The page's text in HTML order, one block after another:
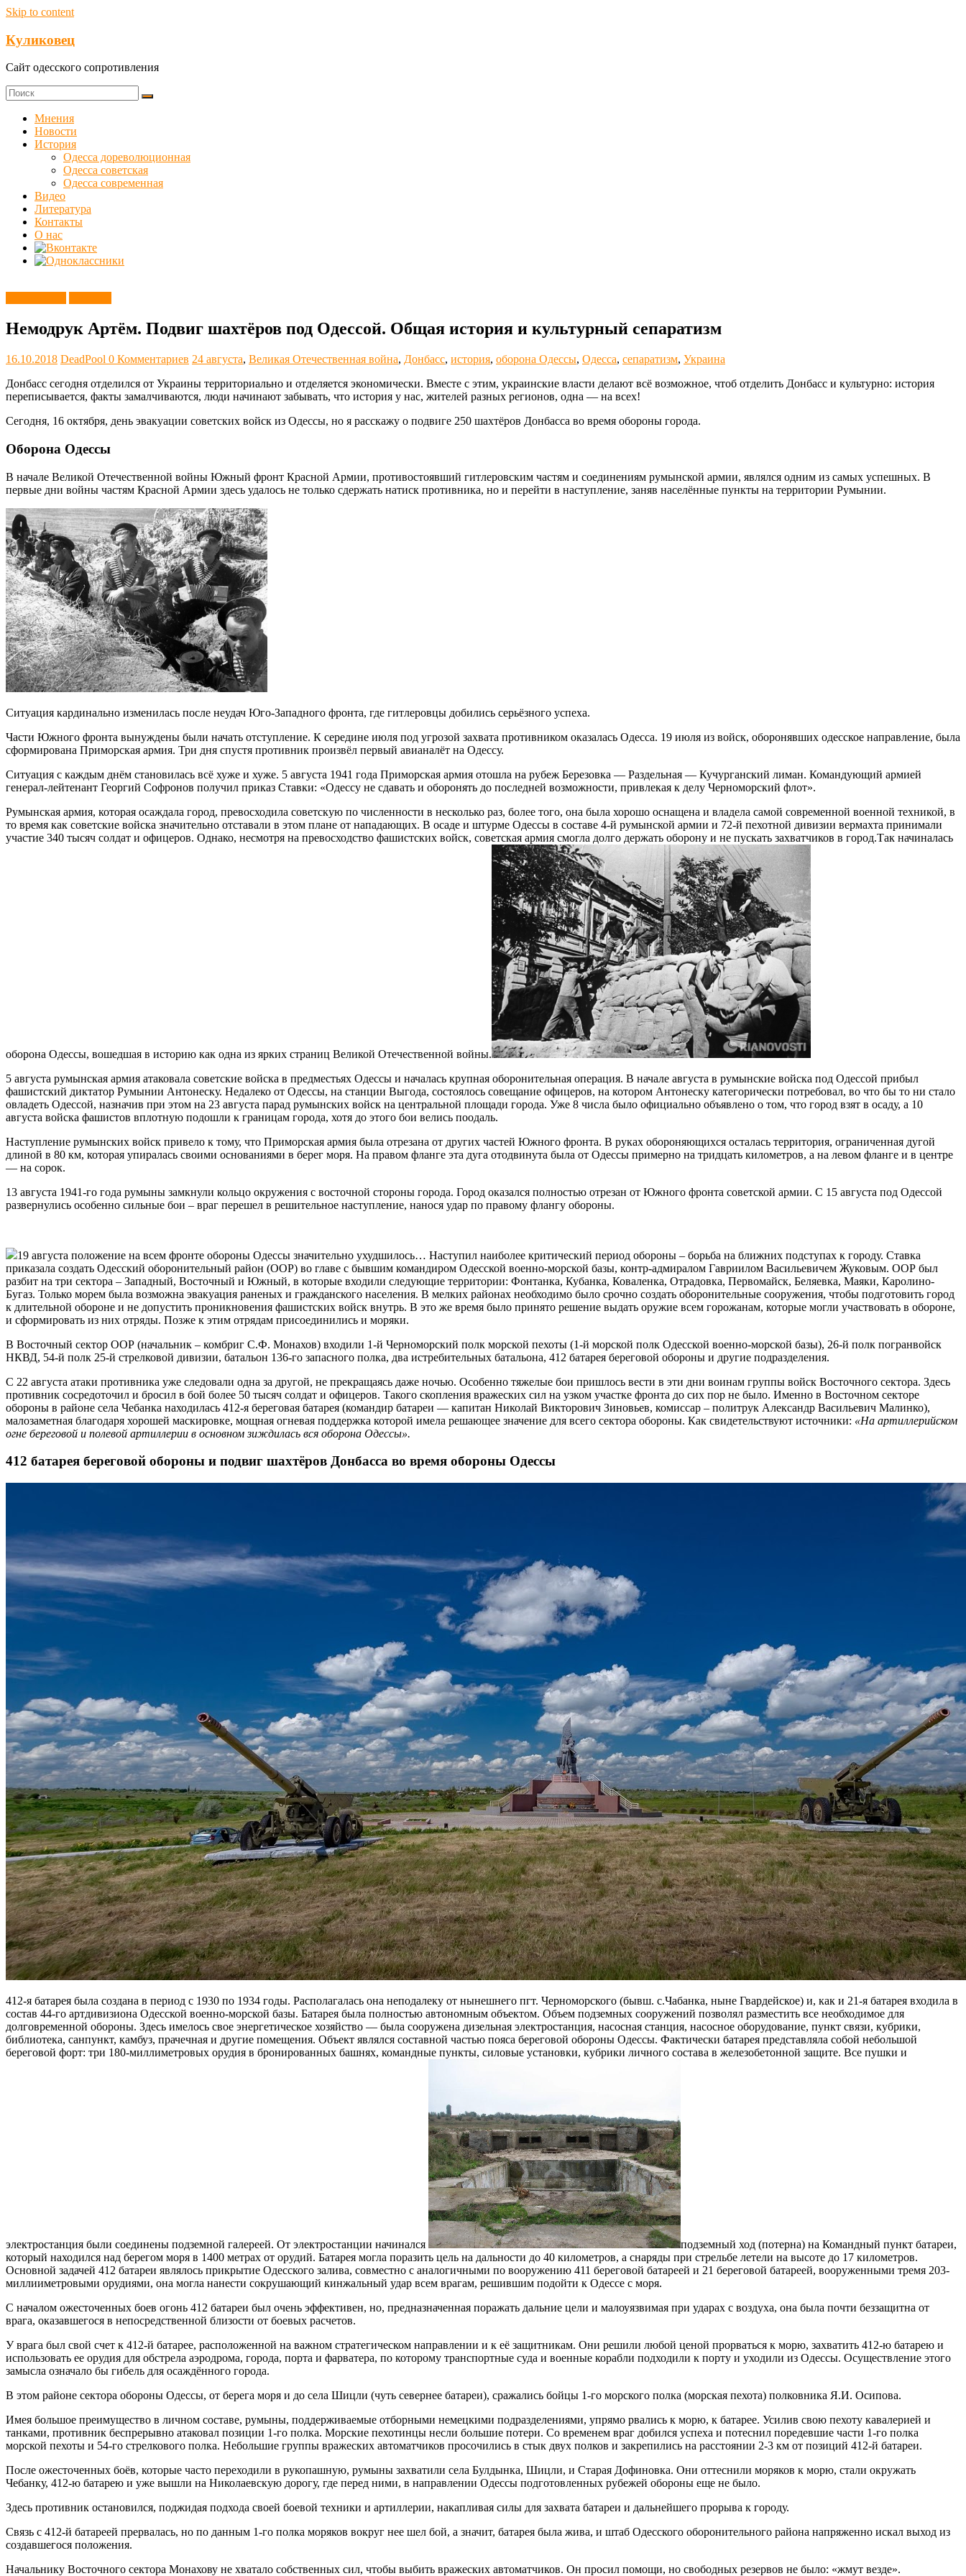
Skip to content
Куликовец
Сайт одесского сопротивления
Мнения
Новости
История
Одесса дореволюционная
Одесса советская
Одесса современная
Видео
Литература
Контакты
О нас
Немодрук Артём. Подвиг шахтёров под Одессой. Общая история и культурный сепаратизм
16.10.2018 DeadPool 0 Комментариев 24 августа, Великая Отечественная война, Донбасс, история, оборона Одессы, Одесса, сепаратизм, Украина
Донбасс сегодня отделился от Украины территориально и отделяется экономически. Вместе с этим, украинские власти делают всё возможное, чтоб отделить Донбасс и культурно: история
переписывается, факты замалчиваются, люди начинают забывать, что история у нас, жителей разных регионов, одна — на всех!
Сегодня, 16 октября, день эвакуации советских войск из Одессы, но я расскажу о подвиге 250 шахтёров Донбасса во время обороны города.
Оборона Одессы
В начале Великой Отечественной войны Южный фронт Красной Армии, противостоявший гитлеровским частям и соединениям румынской армии, являлся одним из самых успешных. В
первые дни войны частям Красной Армии здесь удалось не только сдержать натиск противника, но и перейти в наступление, заняв населённые пункты на территории Румынии.
Ситуация кардинально изменилась после неудач Юго-Западного фронта, где гитлеровцы добились серьёзного успеха.
Части Южного фронта вынуждены были начать отступление. К середине июля под угрозой захвата противником оказалась Одесса. 19 июля из войск, оборонявших одесское направление, была
сформирована Приморская армия. Три дня спустя противник произвёл первый авианалёт на Одессу.
Ситуация с каждым днём становилась всё хуже и хуже. 5 августа 1941 года Приморская армия отошла на рубеж Березовка — Раздельная — Кучурганский лиман. Командующий армией
генерал-лейтенант Георгий Софронов получил приказ Ставки: «Одессу не сдавать и оборонять до последней возможности, привлекая к делу Черноморский флот».
Румынская армия, которая осаждала город, превосходила советскую по численности в несколько раз, более того, она была хорошо оснащена и владела самой современной военной техникой, в
то время как советские войска значительно отставали в этом плане от нападающих. В осаде и штурме Одессы в составе 4-й румынской армии и 72-й пехотной дивизии вермахта принимали
участие 340 тысяч солдат и офицеров. Однако, несмотря на превосходство фашистских войск, советская армия смогла долго держать оборону и не пускать захватчиков в город.Так начиналась
оборона Одессы, вошедшая в историю как одна из ярких страниц Великой Отечественной войны.
5 августа румынская армия атаковала советские войска в предместьях Одессы и началась крупная оборонительная операция. В начале августа в румынские войска под Одессой прибыл
фашистский диктатор Румынии Антонеску. Недалеко от Одессы, на станции Выгода, состоялось совещание офицеров, на котором Антонеску категорически потребовал, во что бы то ни стало
овладеть Одессой, назначив при этом на 23 августа парад румынских войск на центральной площади города. Уже 8 числа было официально объявлено о том, что город взят в осаду, а 10
августа войска фашистов вплотную подошли к границам города, хотя до этого бои велись поодаль.
Наступление румынских войск привело к тому, что Приморская армия была отрезана от других частей Южного фронта. В руках обороняющихся осталась территория, ограниченная дугой
длиной в 80 км, которая упиралась своими основаниями в берег моря. На правом фланге эта дуга отодвинута была от Одессы примерно на тридцать километров, а на левом фланге и в центре
— на сорок.
13 августа 1941-го года румыны замкнули кольцо окружения с восточной стороны города. Город оказался полностью отрезан от Южного фронта советской армии. С 15 августа под Одессой
развернулись особенно сильные бои – враг перешел в решительное наступление, нанося удар по правому флангу обороны.
19 августа положение на всем фронте обороны Одессы значительно ухудшилось… Наступил наиболее критический период обороны – борьба на ближних подступах к городу. Ставка
приказала создать Одесский оборонительный район (ООР) во главе с бывшим командиром Одесской военно-морской базы, контр-адмиралом Гавриилом Васильевичем Жуковым. ООР был
разбит на три сектора – Западный, Восточный и Южный, в которые входили следующие территории: Фонтанка, Кубанка, Коваленка, Отрадовка, Первомайск, Беляевка, Маяки, Каролино-
Бугаз. Только морем была возможна эвакуация раненых и гражданского населения. В мелких районах необходимо было срочно создать оборонительные сооружения, чтобы подготовить город
к длительной обороне и не допустить проникновения фашистских войск внутрь. В это же время было принято решение выдать оружие всем горожанам, которые могли участвовать в обороне,
и сформировать из них отряды. Позже к этим отрядам присоединились и моряки.
В Восточный сектор ООР (начальник – комбриг С.Ф. Монахов) входили 1-й Черноморский полк морской пехоты (1-й морской полк Одесской военно-морской базы), 26-й полк погранвойск
НКВД, 54-й полк 25-й стрелковой дивизии, батальон 136-го запасного полка, два истребительных батальона, 412 батарея береговой обороны и другие подразделения.
С 22 августа атаки противника уже следовали одна за другой, не прекращаясь даже ночью. Особенно тяжелые бои пришлось вести в эти дни воинам группы войск Восточного сектора. Здесь
противник сосредоточил и бросил в бой более 50 тысяч солдат и офицеров. Такого скопления вражеских сил на узком участке фронта до сих пор не было. Именно в Восточном секторе
обороны в районе села Чебанка находилась 412-я береговая батарея (командир батареи — капитан Николай Викторович Зиновьев, комиссар – политрук Александр Васильевич Малинко),
малозаметная благодаря хорошей маскировке, мощная огневая поддержка которой имела решающее значение для всего сектора обороны. Как свидетельствуют источники: «На артиллерийском
огне береговой и полевой артиллерии в основном зиждилась вся оборона Одессы».
412 батарея береговой обороны и подвиг шахтёров Донбасса во время обороны Одессы
412-я батарея была создана в период с 1930 по 1934 годы. Располагалась она неподалеку от нынешнего пгт. Черноморского (бывш. с.Чабанка, ныне Гвардейское) и, как и 21-я батарея входила в
состав 44-го артдивизиона Одесской военно-морской базы. Батарея была полностью автономным объектом. Объем подземных сооружений позволял разместить все необходимое для
долговременной обороны. Здесь имелось свое энергетическое хозяйство — была сооружена дизельная электростанция, насосная станция, насосное оборудование, пункт связи, кубрики,
библиотека, санпункт, камбуз, прачечная и другие помещения. Объект являлся составной частью пояса береговой обороны Одессы. Фактически батарея представляла собой небольшой
береговой форт: три 180-миллиметровых орудия в бронированных башнях, командные пункты, силовые установки, кубрики личного состава в железобетонной защите. Все пушки и
электростанция были соединены подземной галереей. От электростанции начинался
подземный ход (потерна) на Командный пункт батареи,
который находился над берегом моря в 1400 метрах от орудий. Батарея могла поразить цель на дальности до 40 километров, а снаряды при стрельбе летели на высоте до 17 километров.
Основной задачей 412 батареи являлось прикрытие Одесского залива, совместно с аналогичными по вооружению 411 береговой батареей и 21 береговой батареей, вооруженными тремя 203-
миллииметровыми орудиями, она могла нанести сокрушающий кинжальный удар всем врагам, решившим подойти к Одессе с моря.
С началом ожесточенных боев огонь 412 батареи был очень эффективен, но, предназначенная поражать дальние цели и малоуязвимая при ударах с воздуха, она была почти беззащитна от
врага, оказавшегося в непосредственной близости от боевых расчетов.
У врага был свой счет к 412-й батарее, расположенной на важном стратегическом направлении и к её защитникам. Они решили любой ценой прорваться к морю, захватить 412-ю батарею и
использовать ее орудия для обстрела аэродрома, города, порта и фарватера, по которому транспортные суда и военные корабли подходили к порту и уходили из Одессы. Осуществление этого
замысла означало бы гибель для осаждённого города.
В этом районе сектора обороны Одессы, от берега моря и до села Шицли (чуть севернее батареи), сражались бойцы 1-го морского полка (морская пехота) полковника Я.И. Осипова.
Имея большое преимущество в личном составе, румыны, поддерживаемые отборными немецкими подразделениями, упрямо рвались к морю, к батарее. Усилив свою пехоту кавалерией и
танками, противник беспрерывно атаковал позиции 1-го полка. Морские пехотинцы несли большие потери. Со временем враг добился успеха и потеснил поредевшие части 1-го полка
морской пехоты и 54-го стрелкового полка. Небольшие группы вражеских автоматчиков просочились в стык двух полков и закрепились на расстоянии 2-3 км от позиций 412-й батареи.
После ожесточенных боёв, которые часто переходили в рукопашную, румыны захватили села Булдынка, Шицли, и Старая Дофиновка. Они оттеснили моряков к морю, стали окружать
Чебанку, 412-ю батарею и уже вышли на Николаевскую дорогу, где перед ними, в направлении Одессы подготовленных рубежей обороны еще не было.
Здесь противник остановился, поджидая подхода своей боевой техники и артиллерии, накапливая силы для захвата батареи и дальнейшего прорыва к городу.
Связь с 412-й батареей прервалась, но по данным 1-го полка моряков вокруг нее шел бой, а значит, батарея была жива, и штаб Одесского оборонительного района напряженно искал выход из
создавшегося положения.
Начальнику Восточного сектора Монахову не хватало собственных сил, чтобы выбить вражеских автоматчиков. Он просил помощи, но свободных резервов не было: «жмут везде».